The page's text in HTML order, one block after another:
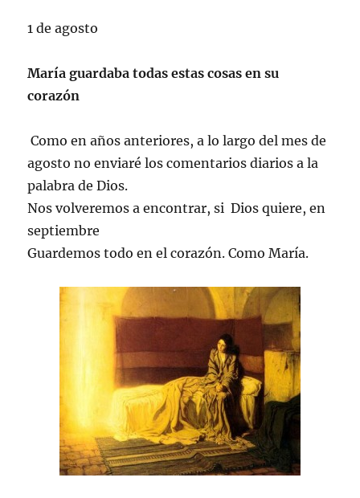
1 de agosto
María guardaba todas estas cosas en su
corazón
Como en años anteriores, a lo largo del mes de
agosto no enviaré los comentarios diarios a la
palabra de Dios.
Nos volveremos a encontrar, si Dios quiere, en
septiembre
Guardemos todo en el corazón. Como María.